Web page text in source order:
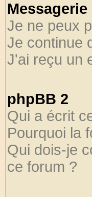
Messagerie
Je ne peux
Je continue
J'ai reçu un
phpBB 2
Qui a écrit
Pourquoi la
Qui dois-je
ce forum ?